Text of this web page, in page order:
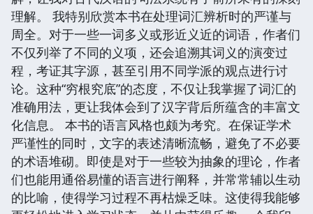
理解。 我特别欣赏本书在处理词汇辨析时的严谨与
周全。对于一些一词多义或形近义近的词语，作者们
不仅列举了不同的义项，还会追溯其词义的演变过
程，考证其字源，甚至引用不同学派的观点进行讨
论。这种“穷根究底”的态度，不仅让我掌握了词汇的
准确用法，更让我体会到了汉字背后所蕴含的丰富文
化信息。 本书的语言风格也颇为考究。在保证学术
严谨性的同时，文字的表述清晰流畅，避免了不必要
的术语堆砌。即使是对于一些较为抽象的理论，作者
们也能用通俗易懂的语言进行阐释，并常常辅以生动
的比喻，使得学习过程不再枯燥乏味。这使得我能够